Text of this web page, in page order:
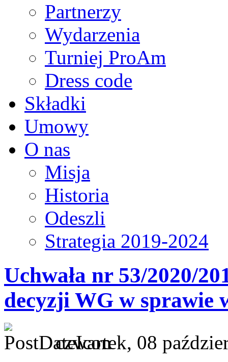
Partnerzy
Wydarzenia
Turniej ProAm
Dress code
Składki
Umowy
O nas
Misja
Historia
Odeszli
Strategia 2019-2024
Uchwała nr 53/2020/
decyzji WG w sprawie
czwartek, 08